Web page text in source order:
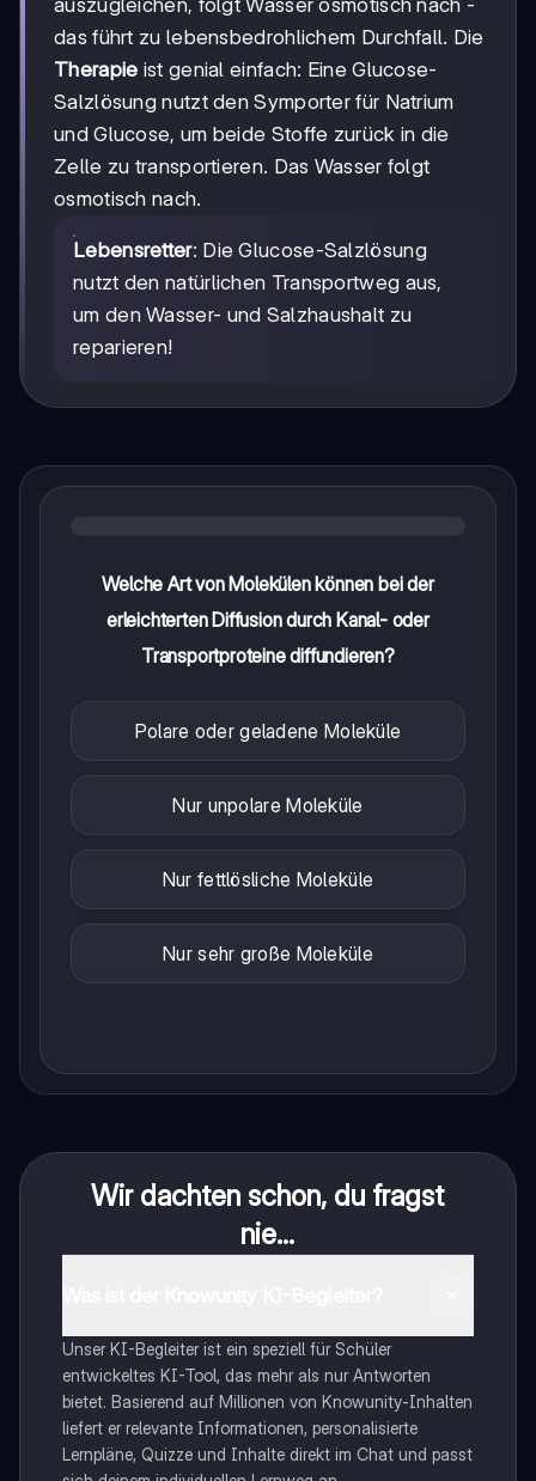
auszugleichen, folgt Wasser osmotisch nach -
das führt zu lebensbedrohlichem Durchfall. Die
Therapie ist genial einfach: Eine Glucose-
Salzlösung nutzt den Symporter für Natrium
und Glucose, um beide Stoffe zurück in die
Zelle zu transportieren. Das Wasser folgt
osmotisch nach.
Lebensretter: Die Glucose-Salzlösung
nutzt den natürlichen Transportweg aus,
um den Wasser- und Salzhaushalt zu
reparieren!
Welche Art von Molekülen können bei der
erleichterten Diffusion durch Kanal- oder
Transportproteine diffundieren?
Polare oder geladene Moleküle
Nur unpolare Moleküle
Nur fettlösliche Moleküle
Nur sehr große Moleküle
Wir dachten schon, du fragst
nie...
Unser KI-Begleiter ist ein speziell für Schüler
entwickeltes KI-Tool, das mehr als nur Antworten
bietet. Basierend auf Millionen von Knowunity-Inhalten
liefert er relevante Informationen, personalisierte
Lernpläne, Quizze und Inhalte direkt im Chat und passt